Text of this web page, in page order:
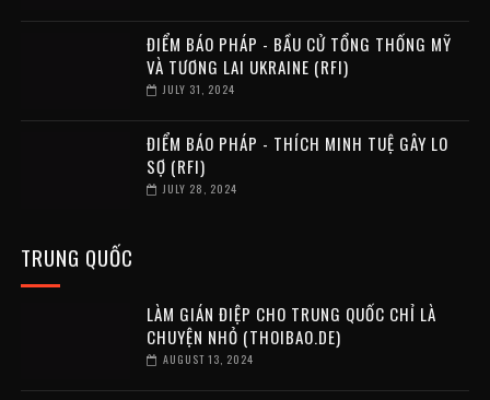
ĐIỂM BÁO PHÁP - BẦU CỬ TỔNG THỐNG MỸ
VÀ TƯƠNG LAI UKRAINE (RFI)
JULY 31, 2024
ĐIỂM BÁO PHÁP - THÍCH MINH TUỆ GÂY LO
SỢ (RFI)
JULY 28, 2024
TRUNG QUỐC
LÀM GIÁN ĐIỆP CHO TRUNG QUỐC CHỈ LÀ
CHUYỆN NHỎ (THOIBAO.DE)
AUGUST 13, 2024